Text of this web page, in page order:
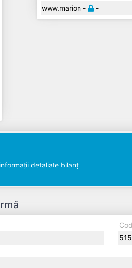
www.marion -
-
detaliate bilanț.